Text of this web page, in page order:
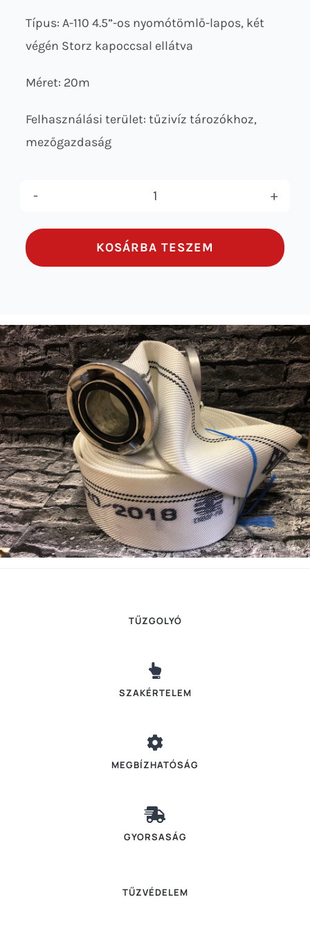
Típus: A-110 4.5”-os nyomótömlő-lapos, két
végén Storz kapoccsal ellátva
Méret: 20m
Felhasználási terület: tűzivíz tározókhoz,
mezőgazdaság
110
KOSÁRBA TESZEM
TŰZGOLYÓ
SZAKÉRTELEM
MEGBÍZHATÓSÁG
GYORSASÁG
TŰZVÉDELEM